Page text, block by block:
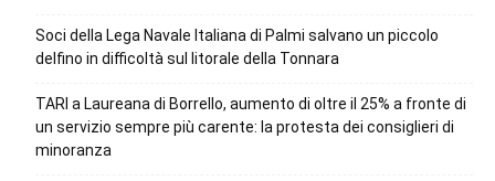
Soci della Lega Navale Italiana di Palmi salvano un piccolo
delfino in difficoltà sul litorale della Tonnara
TARI a Laureana di Borrello, aumento di oltre il 25% a fronte di
un servizio sempre più carente: la protesta dei consiglieri di
minoranza